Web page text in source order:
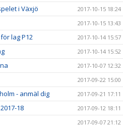
i Växjö 2017-10-15 18:24
2017-10-15 13:43
lag P12 2017-10-14 15:57
2017-10-14 15:52
2017-10-07 12:32
2017-09-22 15:00
- anmäl dig 2017-09-21 17:11
18 2017-09-12 18:11
2017-09-07 21:12